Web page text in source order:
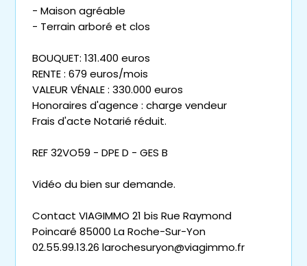
- Maison agréable
- Terrain arboré et clos
BOUQUET: 131.400 euros
RENTE : 679 euros/mois
VALEUR VÉNALE : 330.000 euros
Honoraires d'agence : charge vendeur
Frais d'acte Notarié réduit.
REF 32VO59 - DPE D - GES B
Vidéo du bien sur demande.
Contact VIAGIMMO 21 bis Rue Raymond
Poincaré 85000 La Roche-Sur-Yon
02.55.99.13.26 larochesuryon@viagimmo.fr